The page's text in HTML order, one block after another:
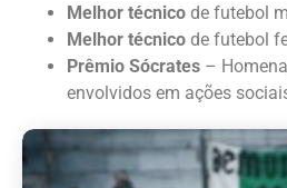
Melhor técnico de futebol
Melhor técnico de futebol
Prêmio Sócrates –
envolvidos em ações